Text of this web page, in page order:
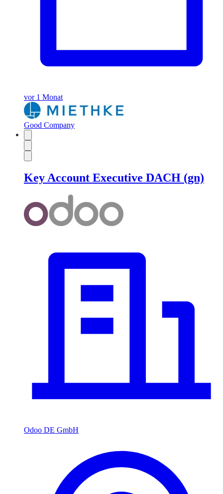
vor 1 Monat
Good Company
Key Account Executive DACH (gn)
Odoo DE GmbH